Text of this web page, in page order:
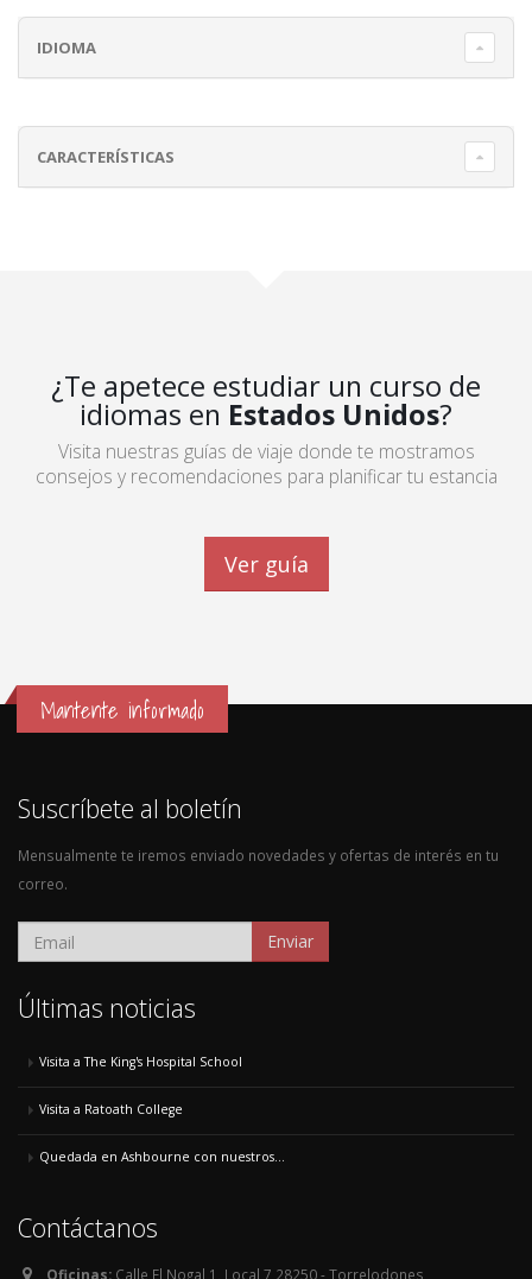
IDIOMA
CARACTERÍSTICAS
¿Te apetece estudiar un curso de
idiomas en Estados Unidos?
Visita nuestras guías de viaje donde te mostramos
consejos y recomendaciones para planificar tu estancia
Ver guía
Mantente informado
Suscríbete al boletín
Mensualmente te iremos enviado novedades y ofertas de interés en tu
correo.
Enviar
Últimas noticias
Visita a The King's Hospital School
Visita a Ratoath College
Quedada en Ashbourne con nuestros...
Contáctanos
Oficinas: Calle El Nogal 1, Local 7 28250 - Torrelodones